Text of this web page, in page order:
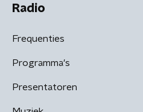
Radio
Frequenties
Programma's
Presentatoren